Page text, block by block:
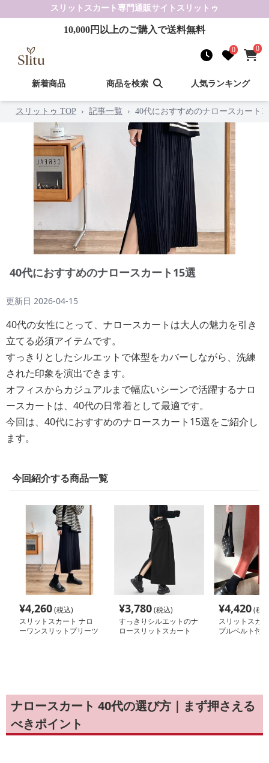
スリットスカート 専門通販サイト スリットゥ
10,000円以上のご購入で送料無料
0 0
新着商品 商品を検索 人気ランキング
スリットゥ TOP › 記事一覧 › 40代におすすめのナロースカート
40代におすすめのナロースカート15選
更新日 2026-04-15
40代の女性にとって、ナロースカートは大人の魅力を引き
立てる必須アイテムです。
すっきりとしたシルエットで体型をカバーしながら、洗練
された印象を演出できます。
オフィスからカジュアルまで幅広いシーンで活躍するナロ
ースカートは、40代の日常着として最適です。
今回は、40代におすすめのナロースカート15選をご紹介し
ます。
今回紹介する商品一覧
¥4,260(税込)
スリットスカート ナロ
ーワンスリットプリーツ
¥3,780(税込)
すっきりシルエットのナ
ロースリットスカート
¥4,420(税
スリットスカ
プルベルト付
ナロースカート 40代の選び方｜まず押さえる
べきポイント